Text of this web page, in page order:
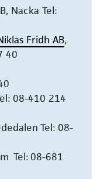
Nacka Tel:
Fridh AB,
40
08-410 214
Tel: 08-
Tel: 08-681